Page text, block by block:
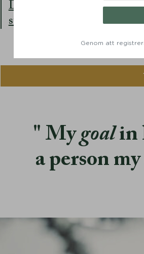
Denjo tipsar: så väljer du
steg
My goalin
a person
Genom att